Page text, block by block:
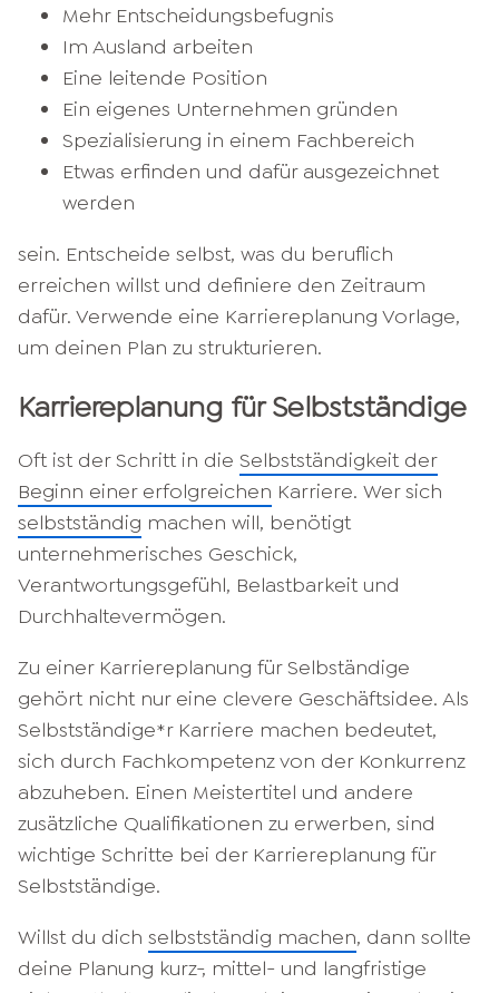
Mehr Entscheidungsbefugnis
Im Ausland arbeiten
Eine leitende Position
Ein eigenes Unternehmen gründen
Spezialisierung in einem Fachbereich
Etwas erfinden und dafür ausgezeichnet
werden
sein. Entscheide selbst, was du beruflich
erreichen willst und definiere den Zeitraum
dafür. Verwende eine Karriereplanung Vorlage,
um deinen Plan zu strukturieren.
Karriereplanung für Selbstständige
Oft ist der Schritt in die Selbstständigkeit der
Beginn einer erfolgreichen Karriere. Wer sich
selbstständig machen will, benötigt
unternehmerisches Geschick,
Verantwortungsgefühl, Belastbarkeit und
Durchhaltevermögen.
Zu einer Karriereplanung für Selbständige
gehört nicht nur eine clevere Geschäftsidee. Als
Selbstständige*r Karriere machen bedeutet,
sich durch Fachkompetenz von der Konkurrenz
abzuheben. Einen Meistertitel und andere
zusätzliche Qualifikationen zu erwerben, sind
wichtige Schritte bei der Karriereplanung für
Selbstständige.
Willst du dich selbstständig machen, dann sollte
deine Planung kurz-, mittel- und langfristige